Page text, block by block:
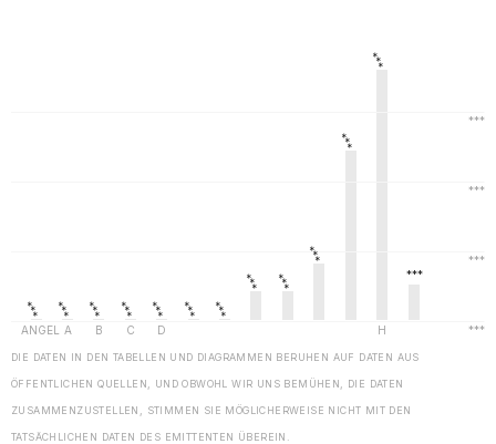
DIE DATEN IN DEN TABELLEN UND DIAGRAMMEN BERUHEN AUF DATEN AUS
ÖFFENTLICHEN QUELLEN, UND OBWOHL WIR UNS BEMÜHEN, DIE DATEN
ZUSAMMENZUSTELLEN, STIMMEN SIE MÖGLICHERWEISE NICHT MIT DEN
TATSÄCHLICHEN DATEN DES EMITTENTEN ÜBEREIN.